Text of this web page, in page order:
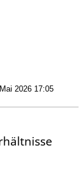
2026 17:05